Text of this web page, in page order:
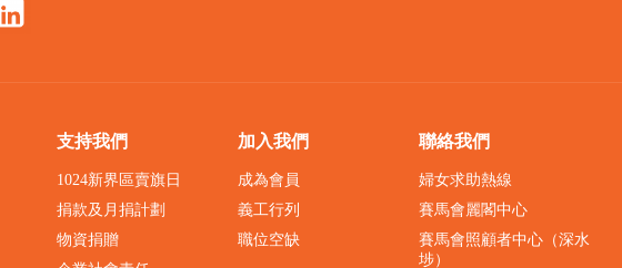
支持我們
1024新界區賣旗日
捐款及月捐計劃
物資捐贈
加入我們
成為會員
義工行列
職位空缺
聯絡我們
婦女求助熱線
賽馬會麗閣中心
賽馬會照顧者中心（深水
埗）